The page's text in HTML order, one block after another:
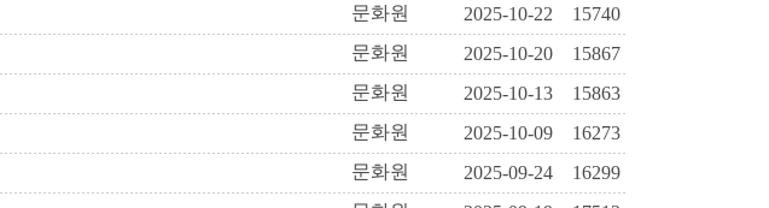
문화원 2025-10-22
15740
문화원 2025-10-20
15867
문화원 2025-10-13
15863
문화원 2025-10-09
16273
문화원 2025-09-24
16299